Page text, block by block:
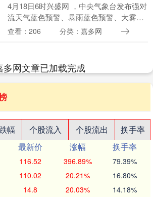
4月18日6时兴盛网 ，中央气象台发布强对
流天气蓝色预警、暴雨蓝色预警、大雾黄
色预警。 中央气象台4月18日06时继续发
查看：206 分类：嘉多网
多网文章已加载完成
幅 个股流入 个股流出
换手率
最新价 涨幅
换手率
116.52 396.89% 79.39%
110.02 20.21% 16.80%
14.8 20.03% 14.18%